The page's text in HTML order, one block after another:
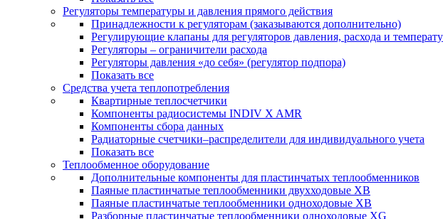
Регуляторы температуры и давления прямого действия
Принадлежности к регуляторам (заказываются дополнительно)
Регулирующие клапаны для регуляторов давления, расхода и
Регуляторы – ограничители расхода
Регуляторы давления «до себя» (регулятор подпора)
Показать все
Средства учета теплопотребления
Квартирные теплосчетчики
Компоненты радиосистемы INDIV X AMR
Компоненты сбора данных
Радиаторные счетчики–распределители для индивидуального учета
Показать все
Теплообменное оборудование
Дополнительные компоненты для пластинчатых теплообменников
Паяные пластинчатые теплообменники двухходовые XB
Паяные пластинчатые теплообменники одноходовые ХВ
Разборные пластинчатые теплообменники одноходовые ХG